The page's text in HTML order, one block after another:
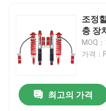
조정
충 장
MOQ
가격：
최고의 가격